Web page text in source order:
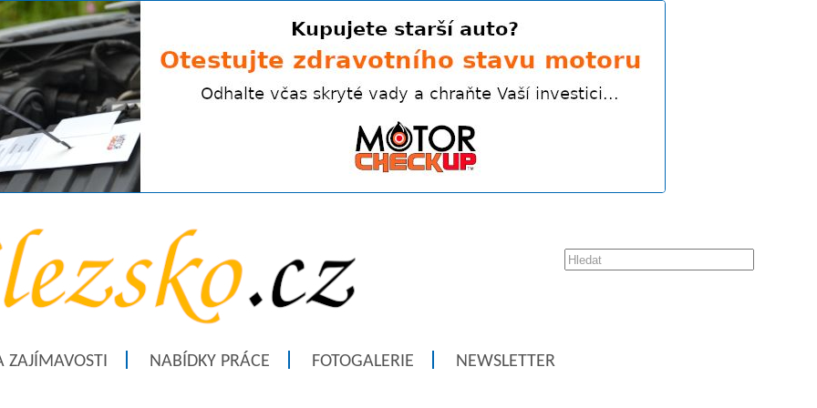
ZAJÍMAVOSTI NABÍDKY PRÁCE FOTOGALERIE NEWSLETTER